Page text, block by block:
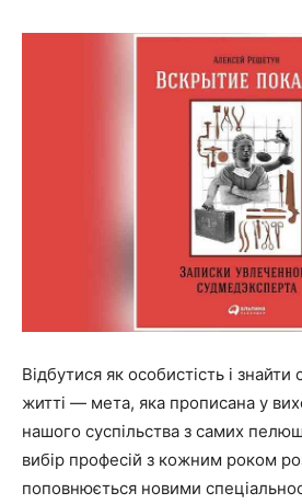
Відбутися як особистість і
житті — мета, яка прописана у
нашого суспільства з самих
вибір професій з кожним роком
поповнюється новими